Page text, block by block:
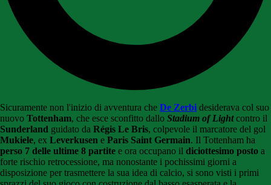
Sicuramente non l'inizio di avventura che De Zerbi desiderava col suo
nuovo Tottenham, che esce sconfitto dallo Stadium of Lightcontro il
Sunderland guidato da Régis Le Bris, colpevole il marcatore del gol
Mukiele, ex Leverkusen e Paris Saint Germain. Il Tottenham ha
perso 7 delle ultime 8 partite e ora occupano il diciottesimo posto a
forte rischio retrocessione, ma nonostante i pochissimi giorni a
disposizione per trasmettere la sua idea di calcio, si sono visti i primi